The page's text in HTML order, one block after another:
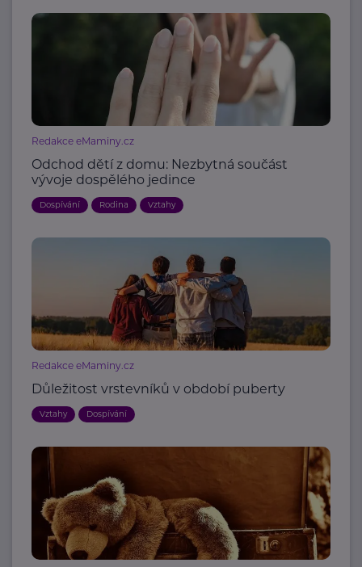
Redakce eMaminy.cz
Odchod dětí z domu: Nezbytná součást
vývoje dospělého jedince
Dospívání Rodina Vztahy
Redakce eMaminy.cz
Důležitost vrstevníků v období puberty
Vztahy Dospívání